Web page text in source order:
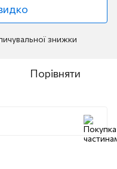
знижки
Порівняти